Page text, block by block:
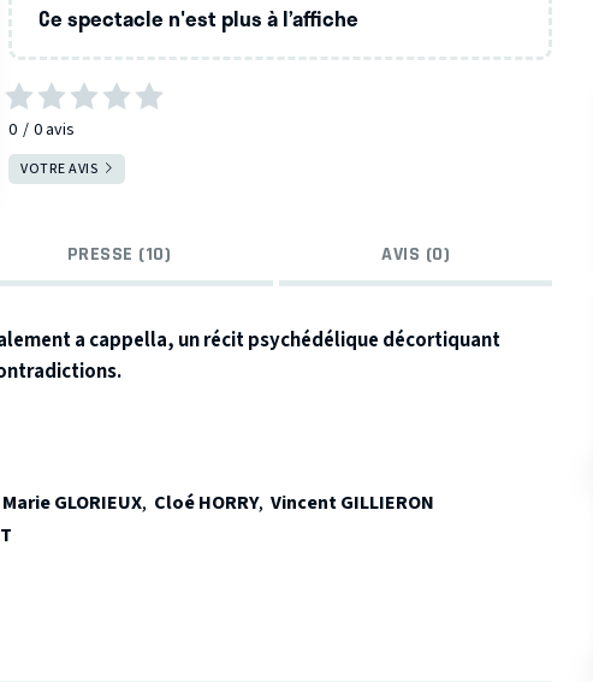
Ce spectacle n'est plus à l’affiche
0 0avis
VOTRE AVIS
PRESSE (10) AVIS (0)
a cappella, un récit psychédélique décortiquant
et en transition professionnelle, est en pleine crise
amis, quelques ingrédients inhabituels, et le voilà parti
: le musée de son existence…
de la Comédie Musicale 2023 :
Marie GLORIEUX, Cloé HORRY, Vincent GILLIERON